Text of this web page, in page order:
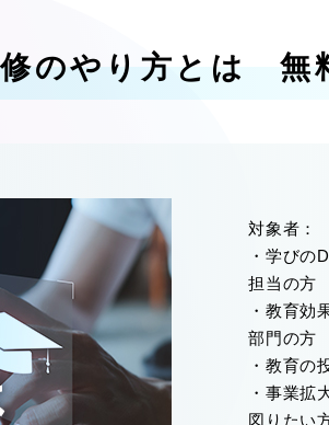
のやり方とは 無
対象者：
・学びの
担当の方
・教育効
部門の方
・教育の
・事業拡
図りたい